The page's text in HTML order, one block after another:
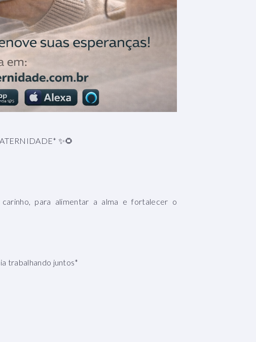
✨🌻
carinho, para alimentar a alma e fortalecer o
trabalhando juntos*